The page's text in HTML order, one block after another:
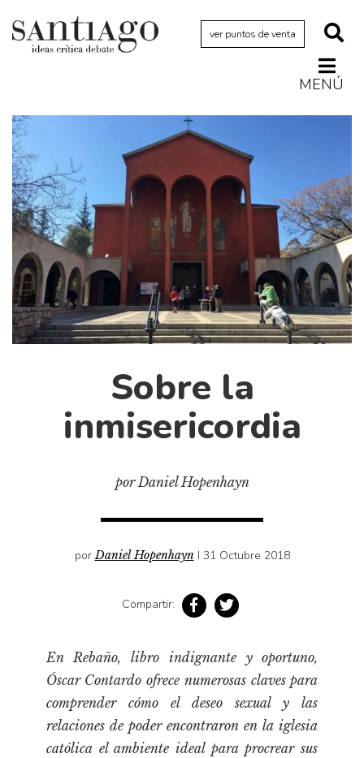
ver puntos de venta
MENÚ
Actualidad
Archivo Cenfoto-UDP
Arquetipos de situación
Artes visuales
Ciencia
Cine y televisión
Ciudad
Cómics
Críticas
Diccionario portátil de la literatura chilena
Documentos
Fragmentos
Historia material de los libros
Medioambiente
Narrativas visuales
Pensamiento
Pensamiento ilustrado
Sobre la
inmisericordia
por Daniel Hopenhayn
porDaniel Hopenhayn I 31 Octubre 2018
Compartir:
EnRebaño, libro indignante y oportuno,
Óscar Contardo ofrece numerosas claves para
comprender cómo el deseo sexual y las
relaciones de poder encontraron en la iglesia
católica el ambiente ideal para procrear sus